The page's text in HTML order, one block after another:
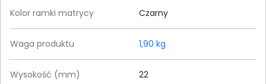
Kolor ramki matrycy Czarny
Waga produktu 1,90 kg
Wysokość (mm) 22